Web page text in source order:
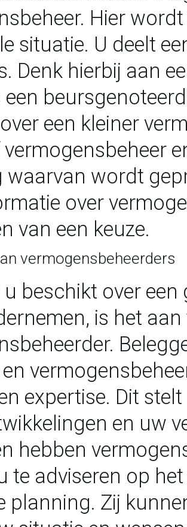
Hier
situatie. U deelt
Denk hierbij aan
een
een kleiner
waarvan wordt
over
van een keuze.
vermogensbeheerders
u beschikt over
is het
expertise. Dit
en uw
hebben
te adviseren op
planning. Zij